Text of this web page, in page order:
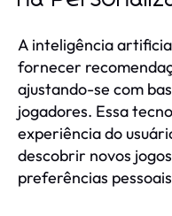
A inteligência
fornecer
ajustando-se com
jogadores. Essa
experiência do
descobrir novos
preferências